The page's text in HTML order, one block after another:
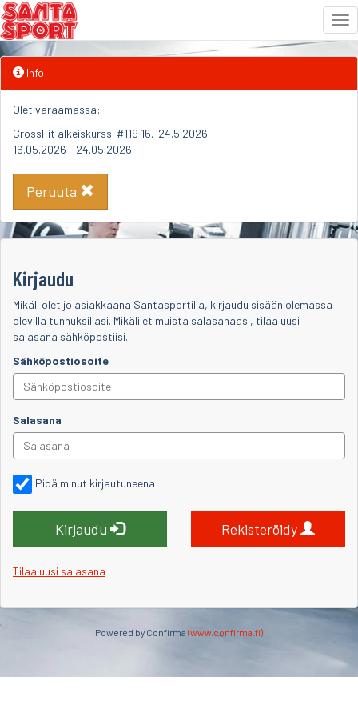
Siirry
sisältöön
Info
Olet varaamassa:
CrossFit alkeiskurssi #119 16.-24.5.2026
16.05.2026 - 24.05.2026
Peruuta
Kirjaudu
Mikäli olet jo asiakkaana Santasportilla, kirjaudu sisään olemassa
olevilla tunnuksillasi. Mikäli et muista salasanaasi, tilaa uusi
salasana sähköpostiisi.
Sähköpostiosoite
Salasana
Pidä minut kirjautuneena
Kirjaudu Rekisteröidy
Tilaa uusi salasana
Powered by Confirma (www.confirma.fi)